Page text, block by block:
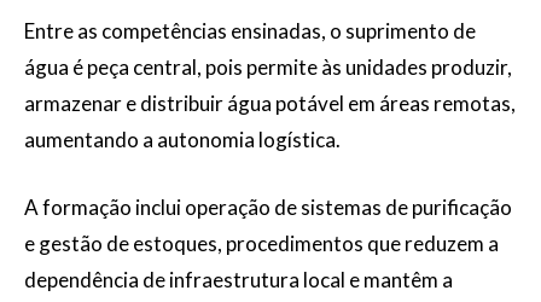
Entre as competências ensinadas, o suprimento de
água é peça central, pois permite às unidades produzir,
armazenar e distribuir água potável em áreas remotas,
aumentando a autonomia logística.
A formação inclui operação de sistemas de purificação
e gestão de estoques, procedimentos que reduzem a
dependência de infraestrutura local e mantêm a